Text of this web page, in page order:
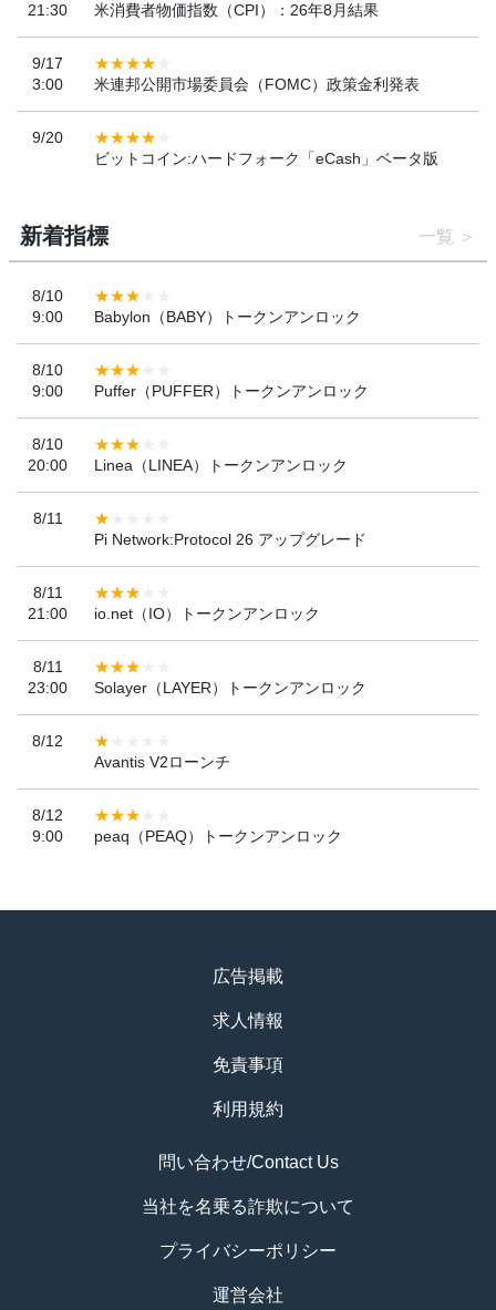
21:30
米消費者物価指数（CPI）：26年8月結果
9/17
3:00
米連邦公開市場委員会（FOMC）政策金利発表
9/20
ビットコイン:ハードフォーク「eCash」ベータ版
新着指標 一覧
8/10
9:00
Babylon（BABY）トークンアンロック
8/10
9:00
Puffer（PUFFER）トークンアンロック
8/10
20:00
Linea（LINEA）トークンアンロック
8/11
Pi Network:Protocol 26 アップグレード
8/11
21:00
io.net（IO）トークンアンロック
8/11
23:00
Solayer（LAYER）トークンアンロック
8/12
Avantis V2ローンチ
8/12
9:00
peaq（PEAQ）トークンアンロック
広告掲載
求人情報
免責事項
利用規約
問い合わせ/Contact Us
当社を名乗る詐欺について
プライバシーポリシー
運営会社